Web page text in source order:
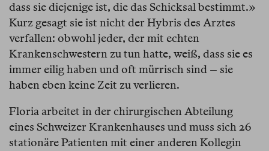
dass sie diejenige ist, die das Schicksal bestimmt.»
Kurz gesagt sie ist nicht der Hybris des Arztes
verfallen: obwohl jeder, der mit echten
Krankenschwestern zu tun hatte, weiß, dass sie es
immer eilig haben und oft mürrisch sind – sie
haben eben keine Zeit zu verlieren.
Floria arbeitet in der chirurgischen Abteilung
eines Schweizer Krankenhauses und muss sich 26
stationäre Patienten mit einer anderen Kollegin